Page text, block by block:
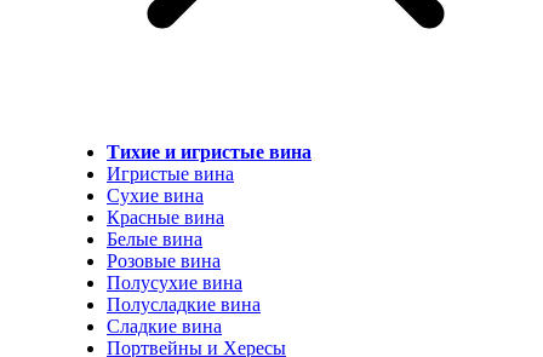
Тихие и игристые вина
Игристые вина
Сухие вина
Красные вина
Белые вина
Розовые вина
Полусухие вина
Полусладкие вина
Сладкие вина
Портвейны и Хересы